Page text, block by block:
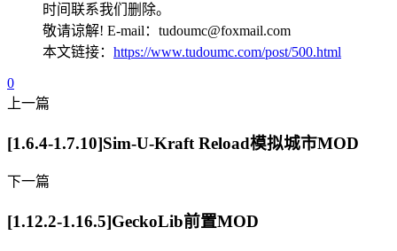
时间联系我们删除。
敬请谅解! E-mail：tudoumc@foxmail.com
本文链接： https://www.tudoumc.com/post/500.html
0
上一篇
[1.6.4-1.7.10]Sim-U-Kraft Reload模拟城市MOD
下一篇
[1.12.2-1.16.5]GeckoLib前置MOD